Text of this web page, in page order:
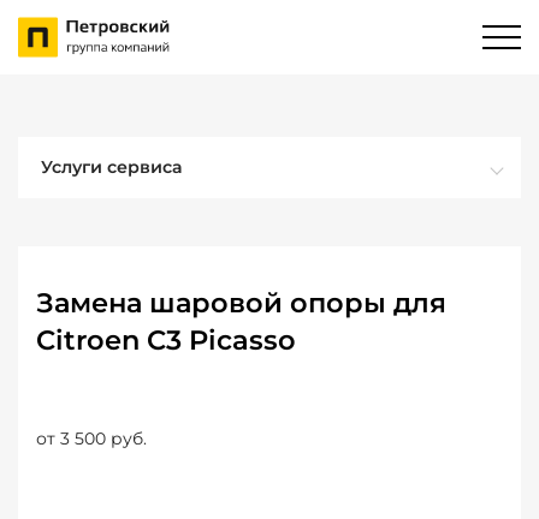
Услуги сервиса
Замена шаровой опоры для
Citroen C3 Picasso
от 3 500 руб.